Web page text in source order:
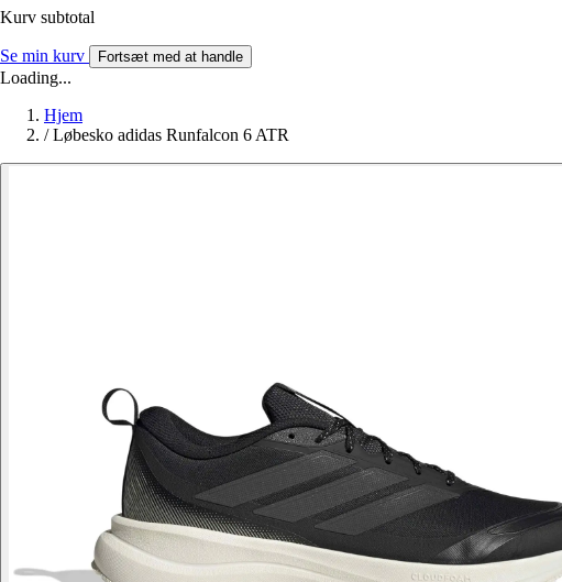
Kurv subtotal
Se min kurv Fortsæt med at handle
Loading...
Hjem
/ Løbesko adidas Runfalcon 6 ATR